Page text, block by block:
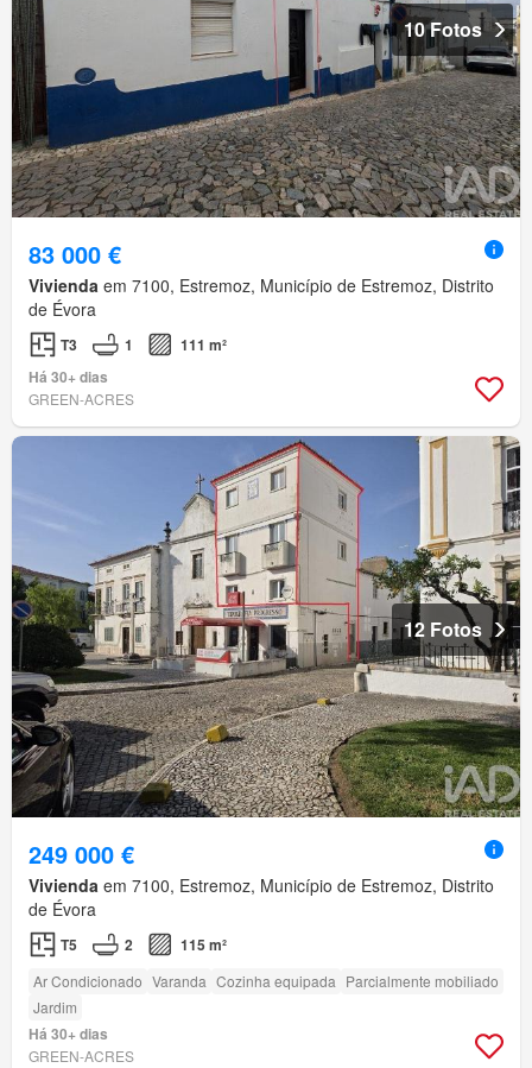
10 Fotos
83 000 €
Vivienda em 7100, Estremoz, Município de Estremoz, Distrito
de Évora
T3 1
111 m²
Há 30+ dias
GREEN-ACRES
12 Fotos
249 000 €
Vivienda em 7100, Estremoz, Município de Estremoz, Distrito
de Évora
T5 2 115 m²
Ar Condicionado Varanda Cozinha equipada Parcialmente mobiliado
Jardim
Há 30+ dias
GREEN-ACRES